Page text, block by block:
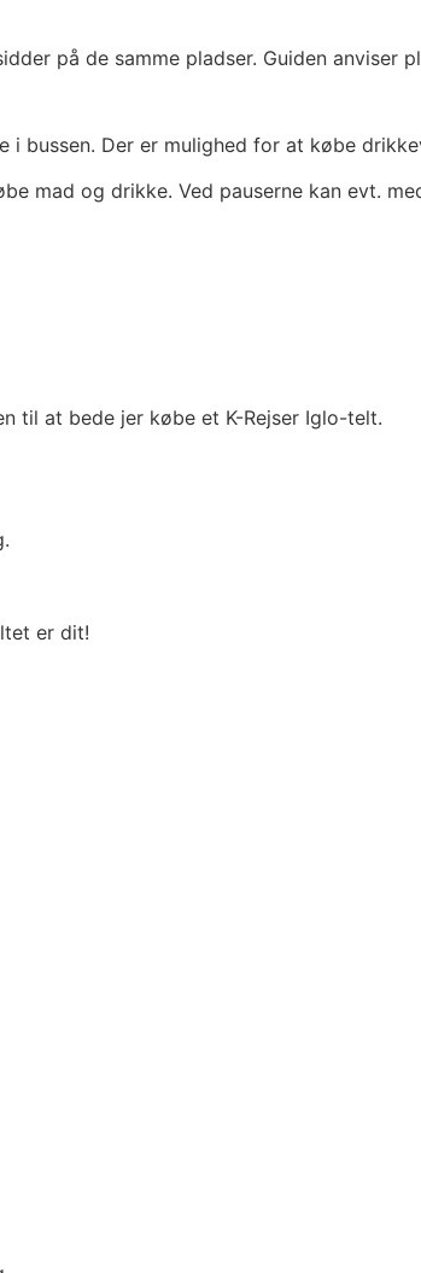
på de samme pladser. Guiden anviser
bussen. Der er mulighed for at købe
mad og drikke. Ved pauserne kan evt.
til at bede jer købe et K-Rejser Iglo-telt.
er dit!